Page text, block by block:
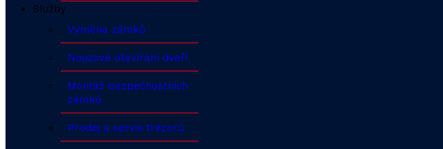
Služby
Výměna zámků
Nouzové otevírání dveří
Montáž bezpečnostních
zámků
Prodej a servis trezorů